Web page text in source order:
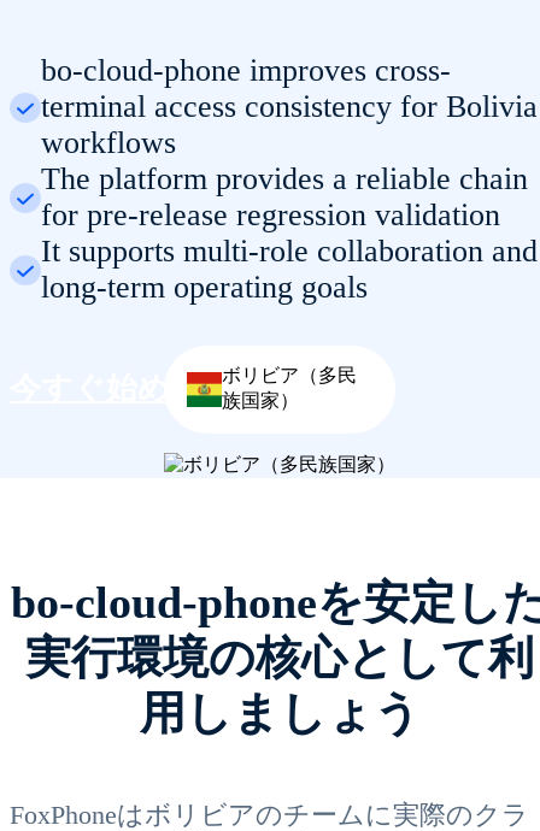
bo-cloud-phone improves cross-
terminal access consistency for Bolivia
workflows
The platform provides a reliable chain
for pre-release regression validation
It supports multi-role collaboration and
long-term operating goals
今すぐ始めようボリビア（多民
族国家）
bo-cloud-phoneを安定し
実行環境の核心として利
用しましょう
FoxPhoneはボリビアのチームに実際のクラ